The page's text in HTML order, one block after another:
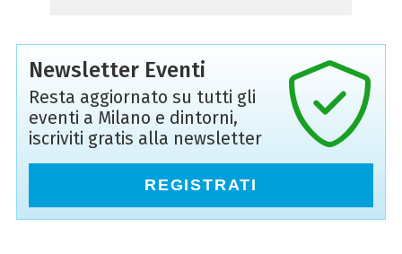
Newsletter Eventi
Resta aggiornato su tutti gli
eventi a Milano e dintorni,
iscriviti gratis alla newsletter
REGISTRATI